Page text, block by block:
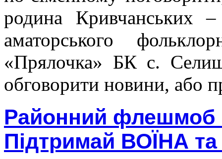
родина Кривчанських
аматорського
«Прялочка» БК с.
обговорити новини, або
Районний флешмоб
Підтримай ВОЇНА